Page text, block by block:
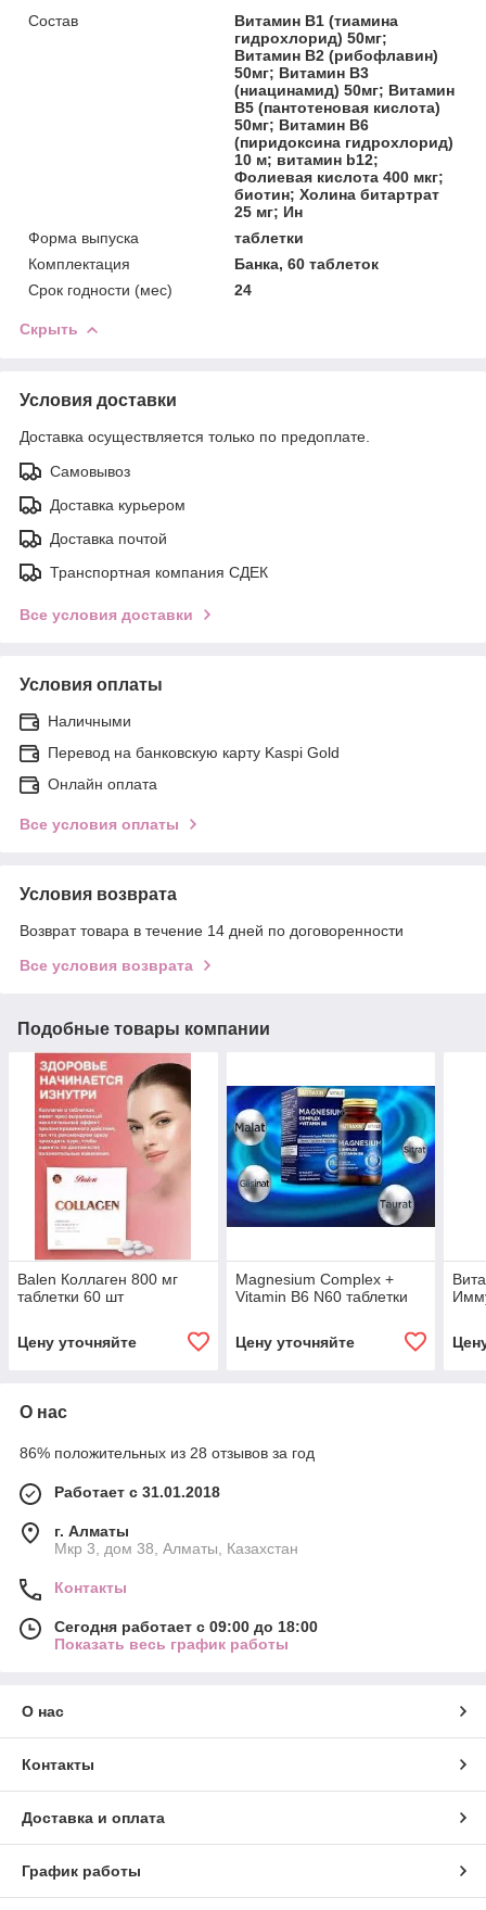
Состав
Витамин B1 (тиамина
гидрохлорид) 50мг;
Витамин B2 (рибофлавин)
50мг; Витамин B3
(ниацинамид) 50мг; Витамин
B5 (пантотеновая кислота)
50мг; Витамин B6
(пиридоксина гидрохлорид)
10 м; витамин b12;
Фолиевая кислота 400 мкг;
биотин; Холина битартрат
25 мг; Ин
Форма выпуска
таблетки
Комплектация
Банка, 60 таблеток
Срок годности (мес)
24
Скрыть
Условия доставки
Доставка осуществляется только по предоплате.
Самовывоз
Доставка курьером
Доставка почтой
Транспортная компания СДЕК
Все условия доставки
Условия оплаты
Наличными
Перевод на банковскую карту Kaspi Gold
Онлайн оплата
Все условия оплаты
Условия возврата
Возврат товара в течение 14 дней по договоренности
Все условия возврата
Подобные товары компании
Balen Коллаген 800 мг
таблетки 60 шт
Цену уточняйте
Magnesium Сomplex +
Vitamin B6 N60 таблетки
Цену уточняйте
О нас
86% положительных из 28 отзывов за год
Работает с 31.01.2018
г. Алматы
Мкр 3, дом 38, Алматы, Казахстан
Контакты
Сегодня работает с 09:00 до 18:00
Показать весь график работы
О нас
Контакты
Доставка и оплата
График работы